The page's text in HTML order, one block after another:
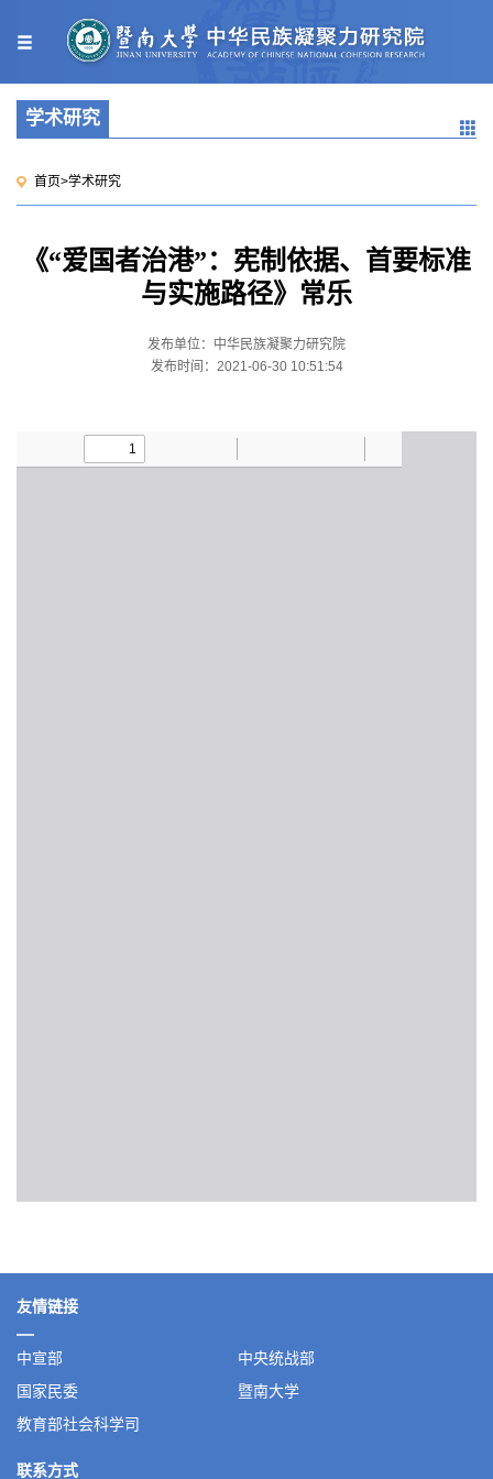
学术研究
首页>学术研究
《“爱国者治港”：宪制依据、首要标准
与实施路径》常乐
发布单位：中华民族凝聚力研究院
发布时间：2021-06-30 10:51:54
友情链接
中宣部
中央统战部
国家民委
暨南大学
教育部社会科学司
联系方式